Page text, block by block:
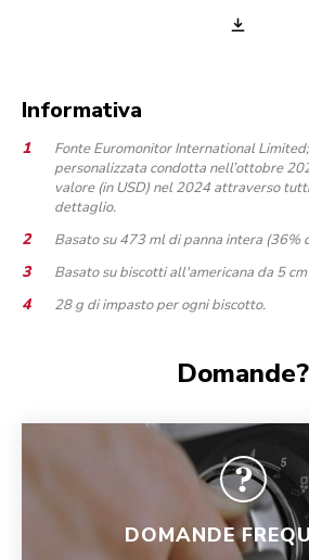
Informativa
Fonte Euromonitor International
personalizzata condotta nell’ottobre
valore (in USD) nel 2024 attraverso
dettaglio.
Basato su 473 ml di panna intera (36%
Basato su biscotti all'americana da 5
28 g di impasto per ogni biscotto.
Domande?
DOMANDE